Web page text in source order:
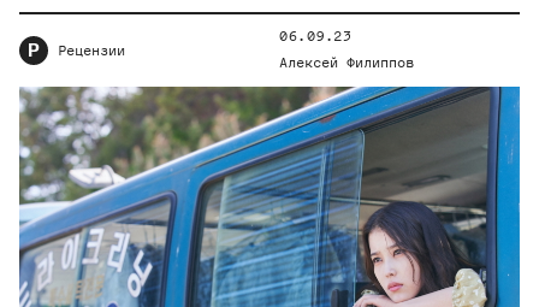
Р Рецензии
06.09.23
Алексей Филиппов